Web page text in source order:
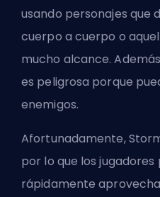
usando personajes que
cuerpo a cuerpo o
mucho alcance.
es peligrosa porque
enemigos.
Afortunadamente,
por lo que los
rápidamente